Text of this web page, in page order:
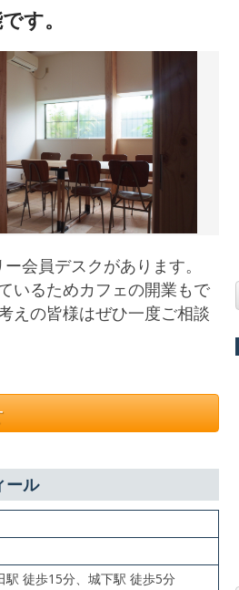
す。
会員デスクがあります。
いるためカフェの開業もで
えの皆様はぜひ一度ご相談
ール
徒歩15分、城下駅 徒歩5分